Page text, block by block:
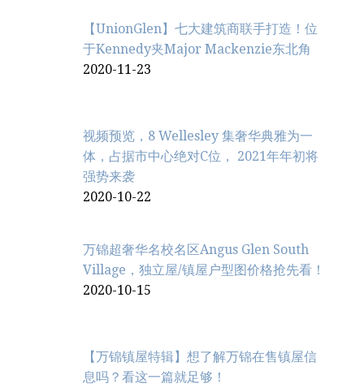
【UnionGlen】七大建筑商联手打造！位
于Kennedy夹Major Mackenzie东北角
2020-11-23
视频预览，8 Wellesley 集奢华典雅为一
体，占据市中心绝对C位， 2021年年初将
强势来袭
2020-10-22
万锦超奢华名校名区Angus Glen South
Village，独立屋/镇屋户型图价格抢先看！
2020-10-15
【万锦镇屋特辑】想了解万锦在售镇屋信
息吗？看这一篇就足够！